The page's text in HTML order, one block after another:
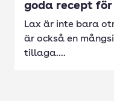
goda recept för
Lax är inte bara
är också en
tillaga....